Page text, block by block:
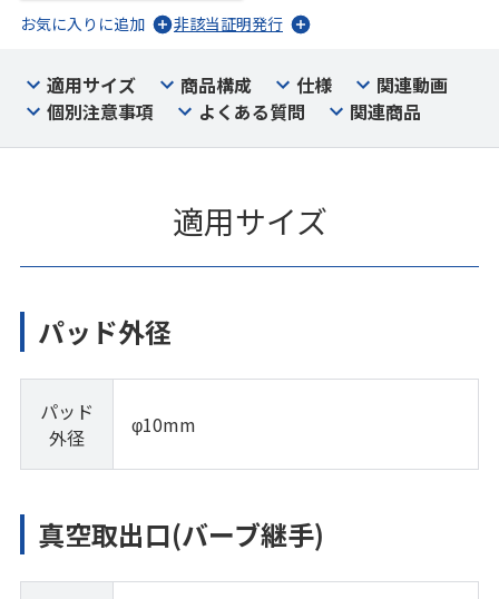
お気に入りに追加
非該当証明発行
適用サイズ 商品構成 仕様
関連動画
個別注意事項
よくある質問 関連商品
適用サイズ
パッド外径
パッド
外径
φ10mm
真空取出口(バーブ継手)